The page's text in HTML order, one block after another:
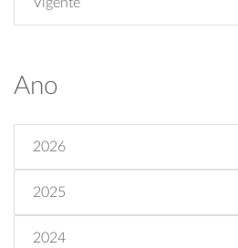
Ano
2026
2025
2024